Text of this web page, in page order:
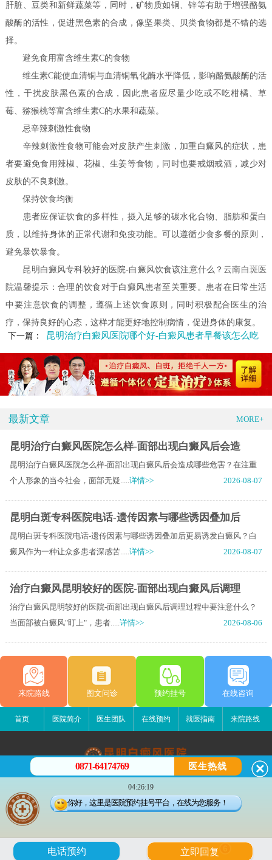
肝脏、豆类和新鲜蔬菜等，同时，矿物质如铜、锌等有助于增强酪氨
酸酶的活性，促进黑色素的合成，像坚果类、贝类食物都是不错的选
择。
避免食用富含维生素C的食物
维生素C能使血清铜与血清铜氧化酶水平降低，影响酪氨酸酶的活
性，干扰皮肤黑色素的合成，因此患者应尽量少吃或不吃柑橘、草
莓、猕猴桃等富含维生素C的水果和蔬菜。
忌辛辣刺激性食物
辛辣刺激性食物可能会对皮肤产生刺激，加重白癜风的症状，患
者要避免食用辣椒、花椒、生姜等食物，同时也要戒烟戒酒，减少对
皮肤的不良刺激。
保持饮食均衡
患者应保证饮食的多样性，摄入足够的碳水化合物、脂肪和蛋白
质，以维持身体的正常代谢和免疫功能。可以遵循少食多餐的原则，
避免暴饮暴食。
昆明白癜风专科较好的医院-白癜风饮食该注意什么？云南白斑医
院温馨提示：合理的饮食对于白癜风患者至关重要。患者在日常生活
中要注意饮食的调整，遵循上述饮食原则，同时积极配合医生的治
疗，保持良好的心态，这样才能更好地控制病情，促进身体的康复。
下一篇：
昆明治疗白癜风医院哪个好-白癜风患者早餐该怎么吃
最新文章 MORE+
昆明治疗白癜风医院怎么样-面部出现白癜风后会造
昆明治疗白癜风医院怎么样-面部出现白癜风后会造成哪些危害？在注重
个人形象的当今社会，面部无疑.....详情>> 2026-08-07
昆明白斑专科医院电话-遗传因素与哪些诱因叠加后
昆明白斑专科医院电话-遗传因素与哪些诱因叠加后更易诱发白癜风？白
癜风作为一种让众多患者深感苦.....详情>> 2026-08-07
治疗白癜风昆明较好的医院-面部出现白癜风后调理
治疗白癜风昆明较好的医院-面部出现白癜风后调理过程中要注意什么？
当面部被白癜风"盯上"，患者.....详情>> 2026-08-06
来院路线 图文问诊 预约挂号 在线咨询
首页 医院简介 医生团队 在线预约 就医指南 来院路线
昆明白癜风医院
昆明市五华区护国路2号
版权所有：昆明白癜风医院
滇公安备 53010202000563号
0871-64174769 医生热线
04:26:19
你好，这里是医院预约挂号平台，在线为您服务！
电话预约 立即回复